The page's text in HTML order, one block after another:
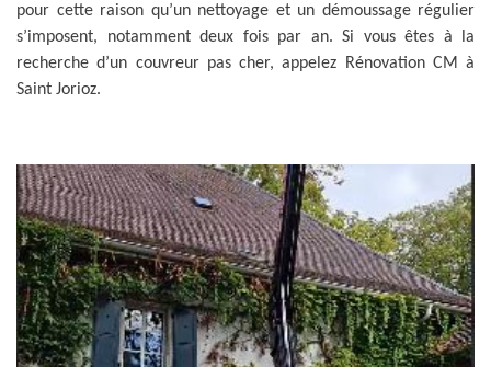
pour cette raison qu’un nettoyage et un démoussage régulier
s’imposent, notamment deux fois par an. Si vous êtes à la
recherche d’un couvreur pas cher, appelez Rénovation CM à
Saint Jorioz.